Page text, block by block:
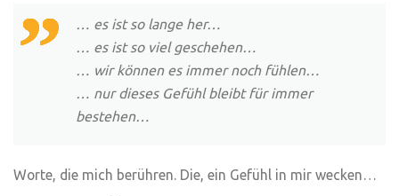
… es ist so lange her…
… es ist so viel geschehen…
… wir können es immer noch fühlen…
… nur dieses Gefühl bleibt für immer
bestehen…
Worte, die mich berühren. Die, ein Gefühl in mir wecken…